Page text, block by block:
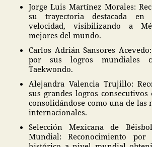
Jorge Luis Martínez Morales:
su trayectoria destacada
velocidad, visibilizando a
mejores del mundo.
Carlos Adrián Sansores
por sus logros mundiales
Taekwondo.
Alejandra Valencia Trujillo:
sus grandes logros
consolidándose como una de las
internacionales.
Selección Mexicana de
Mundial: Reconocimiento